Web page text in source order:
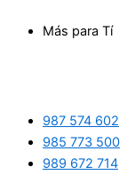
Más para Tí
987 574 602
985 773 500
989 672 714